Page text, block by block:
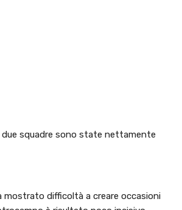
due squadre sono state nettamente
mostrato difficoltà a creare occasioni